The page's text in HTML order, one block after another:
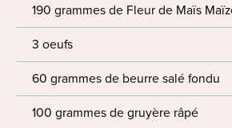
190 grammes de Fleur de Maïs
3 oeufs
60 grammes de beurre salé fondu
100 grammes de gruyère râpé